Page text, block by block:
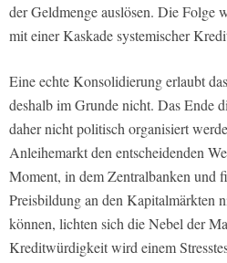
der Geldmenge auslösen. Die Folge
mit einer Kaskade systemischer
Eine echte Konsolidierung erlaubt
deshalb im Grunde nicht. Das Ende
daher nicht politisch organisiert
Anleihemarkt den entscheidenden
Moment, in dem Zentralbanken und
Preisbildung an den Kapitalmärkten
können, lichten sich die Nebel der
Kreditwürdigkeit wird einem